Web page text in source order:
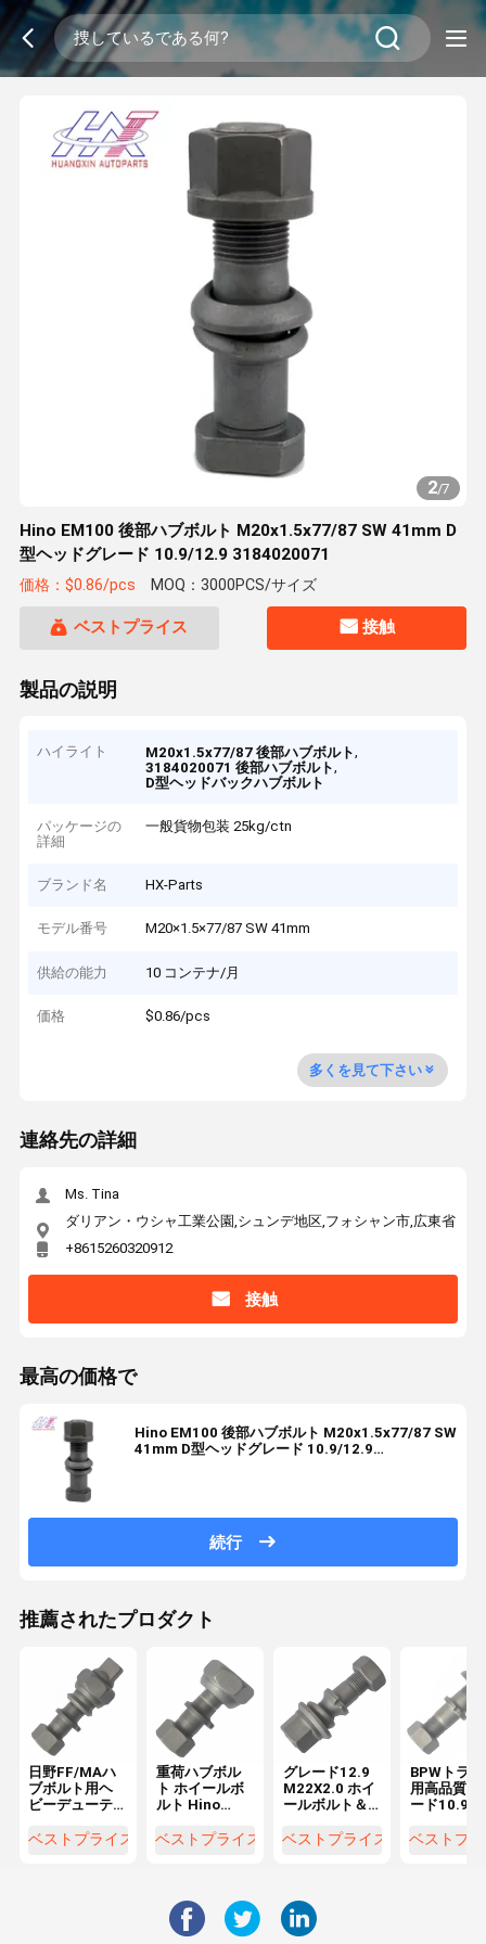
2/7
Hino EM100 後部ハブボルト M20x1.5x77/87 SW 41mm D
型ヘッドグレード 10.9/12.9 3184020071
価格：$0.86/pcs MOQ：3000PCS/サイズ
ベストプライス 接触
製品の説明
ハイライト M20x1.5x77/87 後部ハブボルト,
3184020071 後部ハブボルト,
D型ヘッドバックハブボルト
パッケージの
詳細
一般貨物包装 25kg/ctn
ブランド名 HX-Parts
モデル番号 M20×1.5×77/87 SW 41mm
供給の能力 10 コンテナ/月
価格 $0.86/pcs
多くを見て下さい
連絡先の詳細
Ms. Tina
ダリアン・ウシャ工業公園,シュンデ地区,フォシャン市,広東省
+8615260320912
接触
最高の価格で
Hino EM100 後部ハブボルト M20x1.5x77/87 SW
41mm D型ヘッドグレード 10.9/12.9
続行
推薦されたプロダクト
日野FF/MAハ
ブボルト用ヘ
ビーデューテ
リアホイール
ベストプライス
重荷ハブボル
ト ホイールボ
ルト Hino
ト M20x15
ベストプライス
グレード12.9
M22X2.0 ホイ
ールボルト＆
ラック
ベストプライス
BPWトラ
用高品質グ
ード10.9
ールボルト
ベストプ